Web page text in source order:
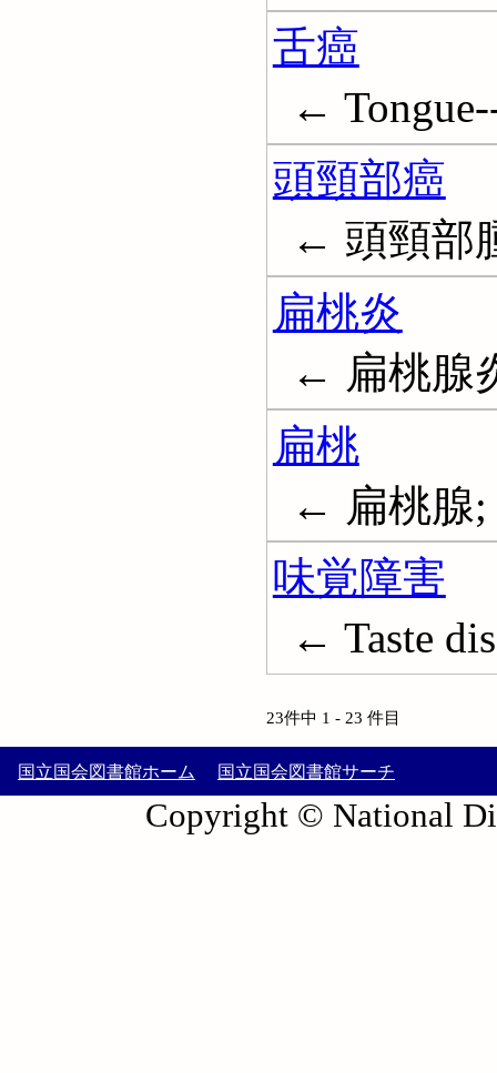
舌癌
←
頭頸部癌
← 頭頸部
扁桃炎
← 扁桃腺
扁桃
← 扁桃腺;
味覚障害
← Taste
23件中 1 - 23 件目
国立国会図書館ホーム 国立国会図書館サーチ
Copyright © National